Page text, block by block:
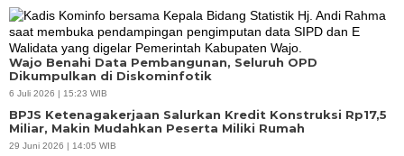
Wajo Benahi Data Pembangunan, Seluruh OPD
Dikumpulkan di Diskominfotik
6 Juli 2026 | 15:23 WIB
BPJS Ketenagakerjaan Salurkan Kredit Konstruksi Rp17,5
Miliar, Makin Mudahkan Peserta Miliki Rumah
29 Juni 2026 | 14:05 WIB